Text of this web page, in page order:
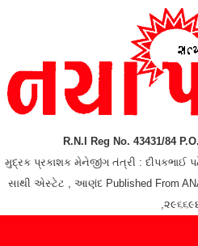
R.N.I Reg No. 43431/84
મુદ્રક પ્રકાશક મેનેજીંગ તંત્રી : દીપકભાઈ
સાથી એસ્ટેટ , આણંદ Published From